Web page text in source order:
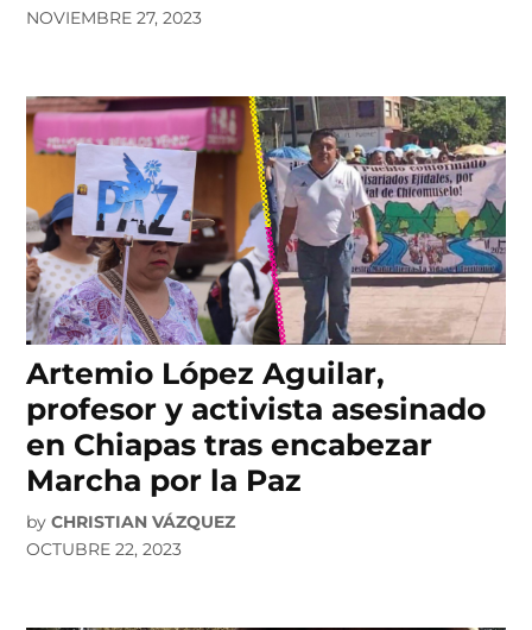
NOVIEMBRE 27, 2023
Artemio López Aguilar,
profesor y activista asesinado
en Chiapas tras encabezar
Marcha por la Paz
by CHRISTIAN VÁZQUEZ
OCTUBRE 22, 2023